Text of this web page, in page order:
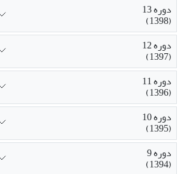
دوره 13
(1398)
دوره 12
(1397)
دوره 11
(1396)
دوره 10
(1395)
دوره 9
(1394)